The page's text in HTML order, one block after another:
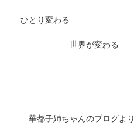
ひとり変わる
世界が変わる
華都子姉ちゃんのブログより